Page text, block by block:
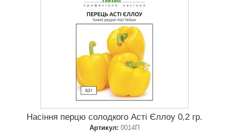
Насіння перцю солодкого Асті Єллоу 0,2 гр.
Артикул: 0014П